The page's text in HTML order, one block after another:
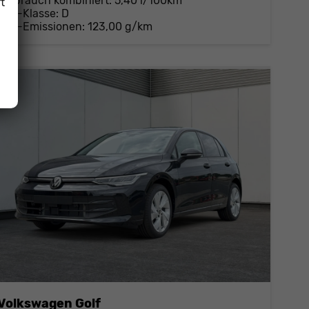
-Klasse: D
-Emissionen: 123,00 g/km
Golf